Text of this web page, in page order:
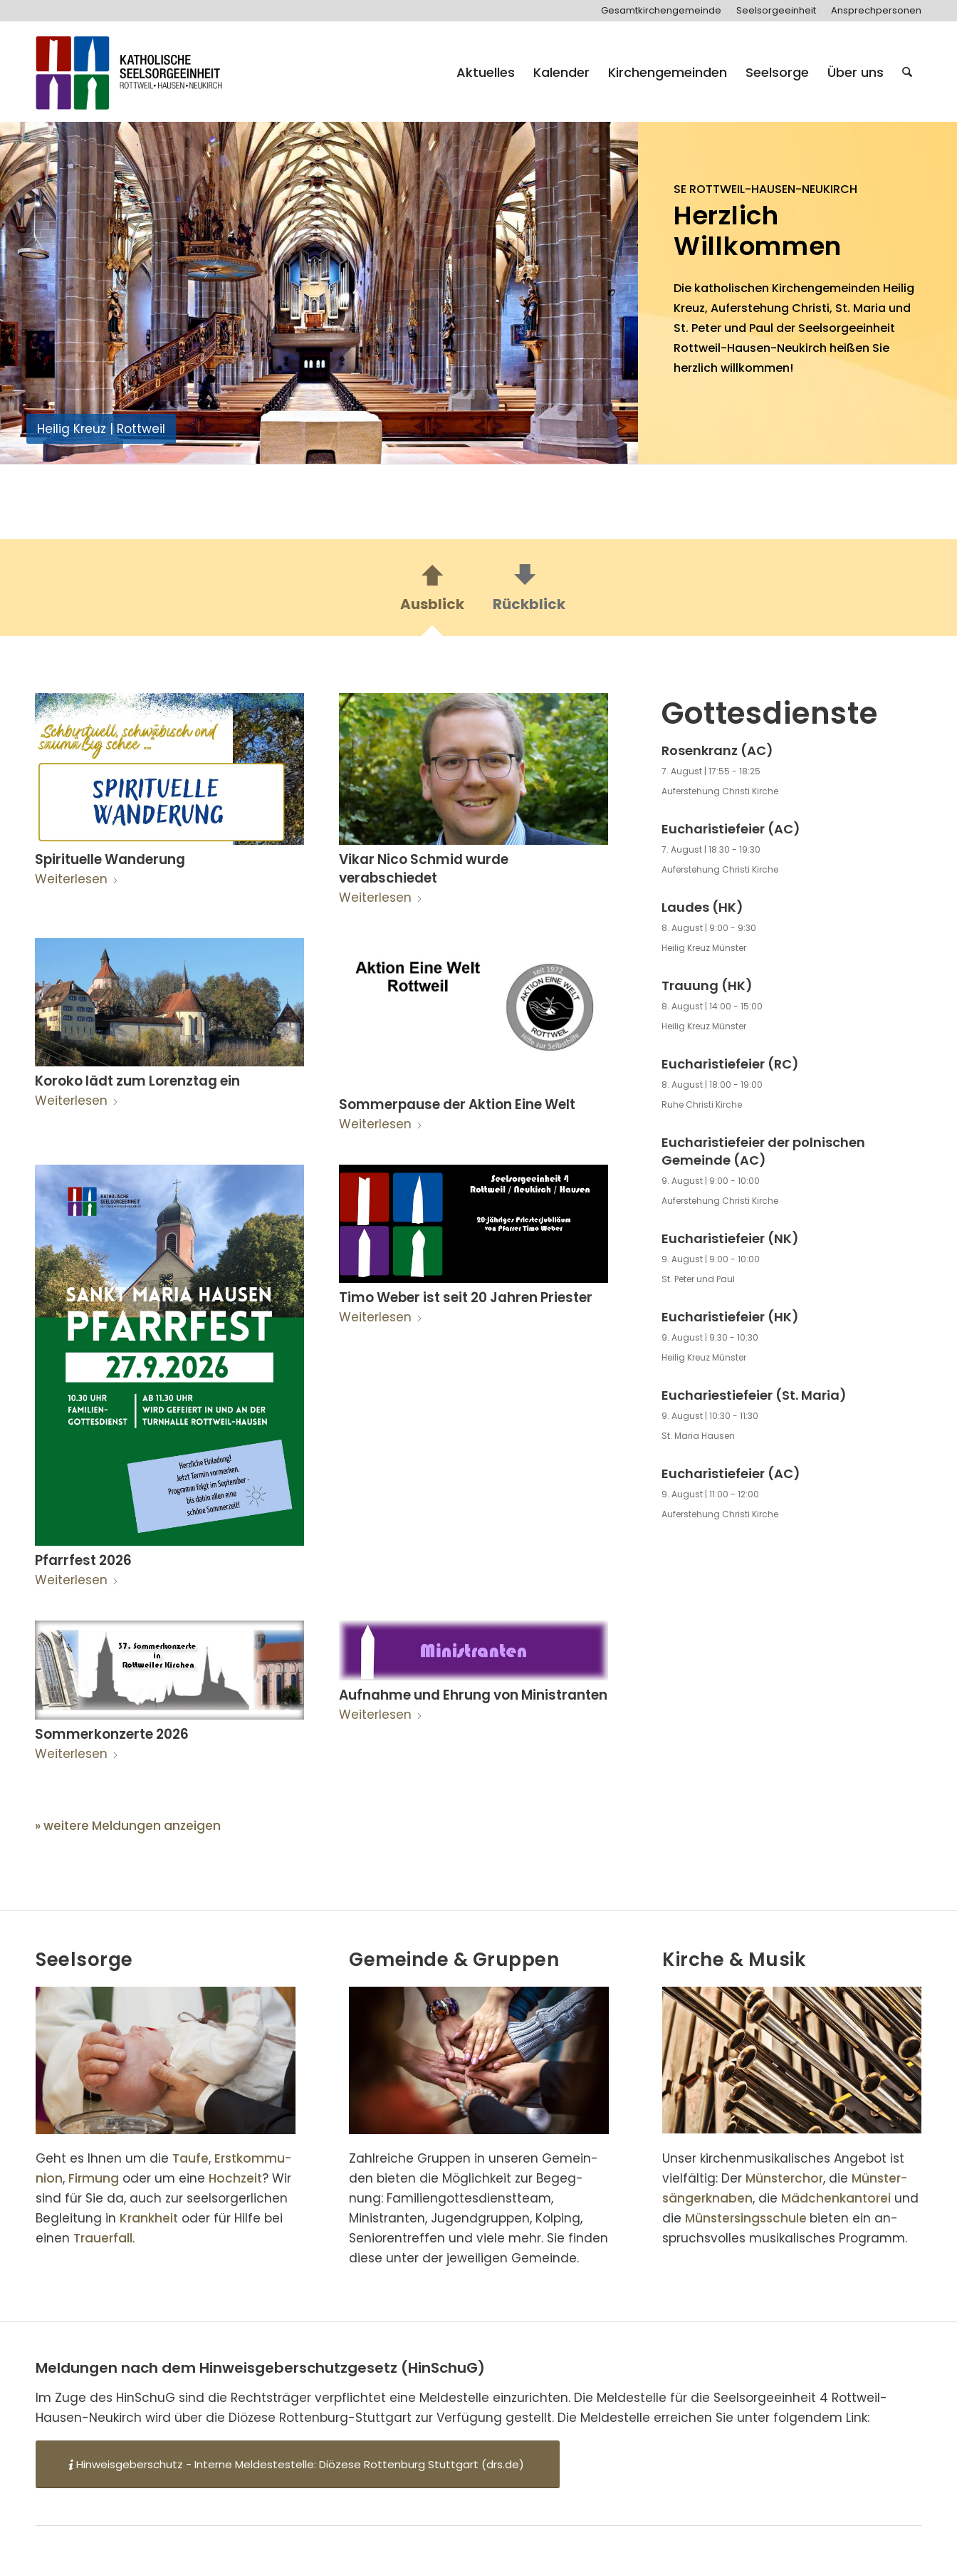
Gesamtkirchengemeinde Seelsorgeeinheit Ansprechpersonen
Aktuelles Kalender Kirchengemeinden Seelsorge Über uns
Auferstehung Christi | Rottweil
SE ROTTWEIL-HAUSEN-NEUKIRCH
Herzlich
Willkommen
Die katho­lischen Kirchen­ge­meinden Heilig
Kreuz, Aufer­stehung Christi, St. Maria und
St. Peter und Paul der Seel­sorge­einheit
Rottweil-Hausen-Neukirch heißen Sie
herz­lich will­kommen!
Ausblick Rückblick
Spirituelle Wanderung
Weiterlesen
Vikar Nico Schmid wurde
verabschiedet
Weiterlesen
Koroko lädt zum Lorenztag ein
Weiterlesen Sommerpause der Aktion Eine Welt
Weiterlesen
Pfarrfest 2026
Weiterlesen
Timo Weber ist seit 20 Jahren Priester
Weiterlesen
Sommerkonzerte 2026
Weiterlesen
Aufnahme und Ehrung von Ministranten
Weiterlesen
» weitere Meldungen anzeigen
Gottesdienste
Rosenkranz (AC)
7. August | 17:55 - 18:25
Auferstehung Christi Kirche
Eucharistiefeier (AC)
7. August | 18:30 - 19:30
Auferstehung Christi Kirche
Laudes (HK)
8. August | 9:00 - 9:30
Heilig Kreuz Münster
Trauung (HK)
8. August | 14:00 - 15:00
Heilig Kreuz Münster
Eucharistiefeier (RC)
8. August | 18:00 - 19:00
Ruhe Christi Kirche
Eucharistiefeier der polnischen
Gemeinde (AC)
9. August | 9:00 - 10:00
Auferstehung Christi Kirche
Eucharistiefeier (NK)
9. August | 9:00 - 10:00
St. Peter und Paul
Eucharistiefeier (HK)
9. August | 9:30 - 10:30
Heilig Kreuz Münster
Euchariestiefeier (St. Maria)
9. August | 10:30 - 11:30
St. Maria Hausen
Eucharistiefeier (AC)
9. August | 11:00 - 12:00
Auferstehung Christi Kirche
Seelsorge
Geht es Ihnen um die Taufe, Erst­kommu­
nion, Firmung oder um eine Hochzeit? Wir
sind für Sie da, auch zur seel­sorger­lichen
Begleitung in Krankheit oder für Hilfe bei
einen Trauer­fall.
Gemeinde & Gruppen
Zahl­reiche Gruppen in unseren Ge­mein­
den bieten die Mög­lich­keit zur Begeg­
nung: Familiengottesdienstteam,
Ministranten, Jugendgruppen, Kolping,
Seniorentreffen und viele mehr. Sie finden
diese unter der jeweiligen Gemeinde.
Kirche & Musik
Unser kirchen­musika­lisches Ange­bot ist
vielfältig: Der Münster­chor, die Münster­
sänger­knaben, die Mädchen­kanto­rei und
die Münster­sings­schule bieten ein an­
spruchs­volles musikalisches Pro­gramm.
Meldungen nach dem Hinweisgeberschutzgesetz (HinSchuG)
Im Zuge des HinSchuG sind die Rechtsträger verpflichtet eine Meldestelle einzurichten. Die Meldestelle für die Seelsorgeeinheit 4 Rottweil-
Hausen-Neukirch wird über die Diözese Rottenburg-Stuttgart zur Verfügung gestellt. Die Meldestelle erreichen Sie unter folgendem Link:
Hinweisgeberschutz - Interne Meldestestelle: Diözese Rottenburg Stuttgart (drs.de)